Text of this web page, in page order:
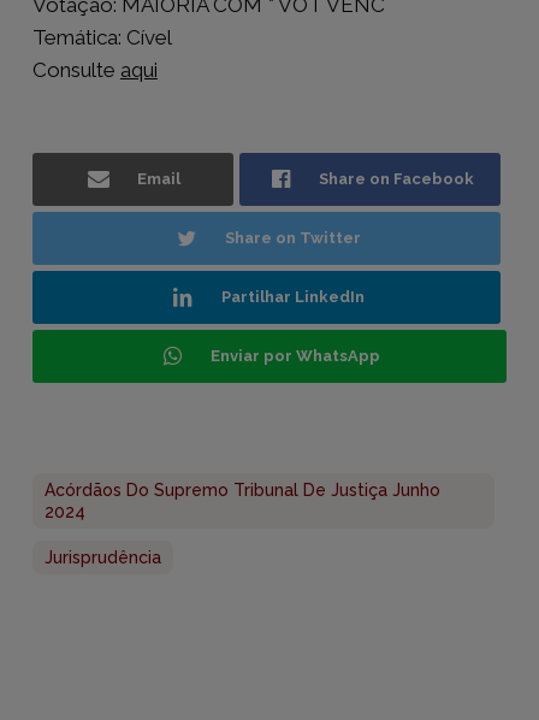
Votação: MAIORIA COM * VOT VENC
Temática: Cível
Consulte aqui
Email Share on Facebook
Share on Twitter
Partilhar LinkedIn
Enviar por WhatsApp
Acórdãos Do Supremo Tribunal De Justiça Junho
2024
Jurisprudência